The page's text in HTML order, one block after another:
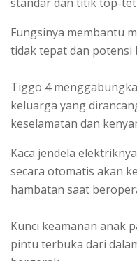
Fungsinya membantu
tidak tepat dan potensi
Tiggo 4
keluarga yang
keselamatan dan
Kaca jendela
secara otomatis akan
hambatan saat
Kunci keamanan anak
pintu terbuka dari